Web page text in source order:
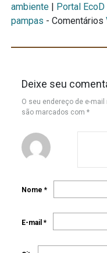
ambiente | Portal EcoD
pampas - Comentários
Deixe seu
O seu endereço de e-mail
são marcados com*
Nome*
E-mail*